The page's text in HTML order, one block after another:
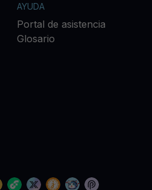
AYUDA
Portal de asistencia
Glosario